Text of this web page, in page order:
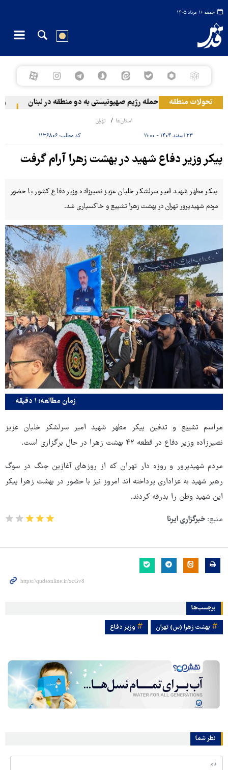
جمعه ۱۶ مرداد ۱۴۰۵
تحولات منطقه حمله رژیم صهیونیستی به دو منطقه در لبنان
استان‌ها تهران
۲۳ اسفند ۱۴۰۴ - ۱۱:۰۰ کد مطلب:۱۱۳۶۸۰۶
پیکر وزیر دفاع شهید در بهشت زهرا آرام گرفت
پیکر مطهر شهید امیر سرلشکر خلبان عزیز نصیرزاده وزیر دفاع کشور با حضور
مردم شهیدپرور تهران در بهشت زهرا تشییع و خاکسپاری شد.
زمان مطالعه: ۱ دقیقه
مراسم تشییع و تدفین پیکر مطهر شهید امیر سرلشکر خلبان عزیز
نصیرزاده وزیر دفاع در قطعه ۴۲ بهشت زهرا در حال برگزاری است.
مردم شهیدپرور و روزه دار تهران که از روزهای آغازین جنگ در سوگ
رهبر شهید به عزاداری پرداخته اند امروز نیز با حضور در بهشت زهرا پیکر
این شهید وطن را بدرقه کردند.
منبع: خبرگزاری ایرنا
برچسب‌ها
بهشت زهرا (س) تهران وزیر دفاع
نظر شما